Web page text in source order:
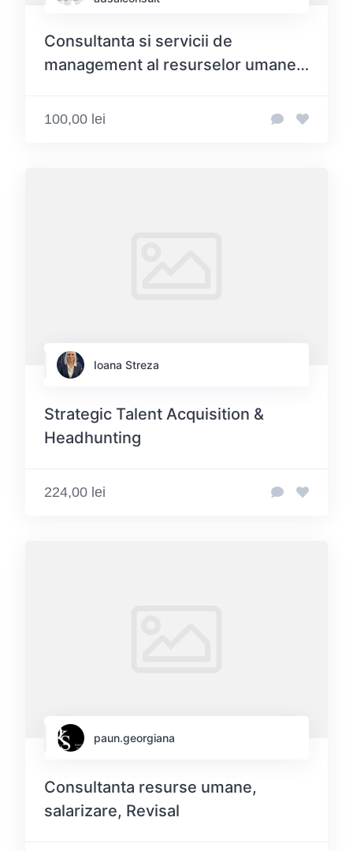
Consultanta si servicii de
management al resurselor umane
100,00 lei
Ioana Streza
Strategic Talent Acquisition &
Headhunting
224,00 lei
paun.georgiana
Consultanta resurse umane,
salarizare, Revisal